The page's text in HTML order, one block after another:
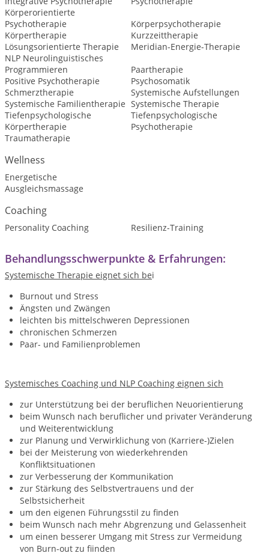
Körperorientierte
Psychotherapie
Körperpsychotherapie
Körpertherapie
Kurzzeittherapie
Lösungsorientierte Therapie
Meridian-Energie-Therapie
NLP Neurolinguistisches
Programmieren
Paartherapie
Positive Psychotherapie
Psychosomatik
Schmerztherapie
Systemische Aufstellungen
Systemische Familientherapie Systemische Therapie
Tiefenpsychologische
Körpertherapie
Tiefenpsychologische
Psychotherapie
Traumatherapie
Wellness
Energetische
Ausgleichsmassage
Coaching
Personality Coaching Resilienz-Training
Behandlungsschwerpunkte & Erfahrungen:
Systemische Therapie eignet sich bei
Burnout und Stress
Ängsten und Zwängen
leichten bis mittelschweren Depressionen
chronischen Schmerzen
Paar- und Familienproblemen
Systemisches Coaching und NLP Coaching eignen sich
zur Unterstützung bei der beruflichen Neuorientierung
beim Wunsch nach beruflicher und privater Veränderung
und Weiterentwicklung
zur Planung und Verwirklichung von (Karriere-)Zielen
bei der Meisterung von wiederkehrenden
Konfliktsituationen
zur Verbesserung der Kommunikation
zur Stärkung des Selbstvertrauens und der
Selbstsicherheit
um den eigenen Führungsstil zu finden
beim Wunsch nach mehr Abgrenzung und Gelassenheit
um einen besserer Umgang mit Stress zur Vermeidung
von Burn-out zu fiinden